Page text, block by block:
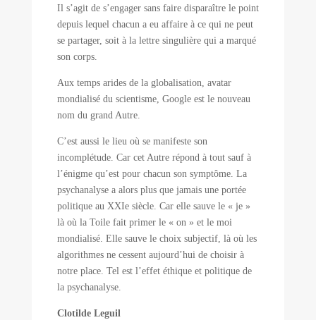
Il s’agit de s’engager sans faire disparaître le point
depuis lequel chacun a eu affaire à ce qui ne peut
se partager, soit à la lettre singulière qui a marqué
son corps.
Aux temps arides de la globalisation, avatar
mondialisé du scientisme, Google est le nouveau
nom du grand Autre.
C’est aussi le lieu où se manifeste son
incomplétude. Car cet Autre répond à tout sauf à
l’énigme qu’est pour chacun son symptôme. La
psychanalyse a alors plus que jamais une portée
politique au XXIe siècle. Car elle sauve le « je »
là où la Toile fait primer le « on » et le moi
mondialisé. Elle sauve le choix subjectif, là où les
algorithmes ne cessent aujourd’hui de choisir à
notre place. Tel est l’effet éthique et politique de
la psychanalyse.
Clotilde Leguil